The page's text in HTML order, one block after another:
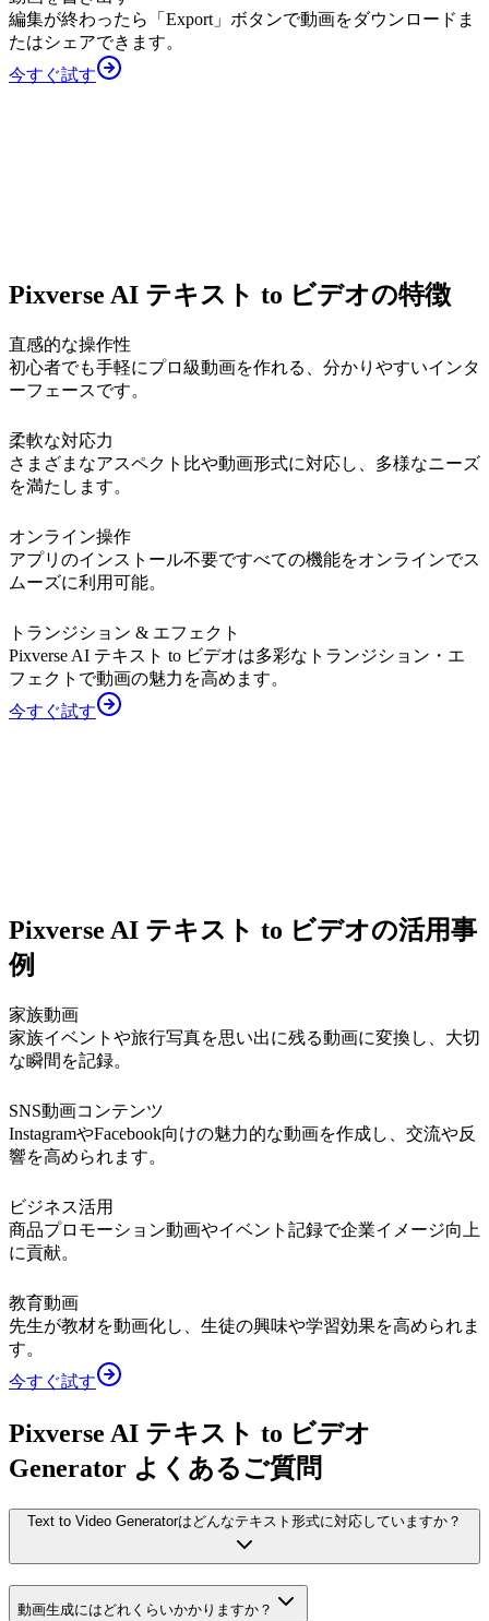
編集が終わったら「Export」ボタンで動画をダウンロードま
たはシェアできます。
今すぐ試す
Pixverse AI テキスト to ビデオの特徴
直感的な操作性
初心者でも手軽にプロ級動画を作れる、分かりやすいインタ
ーフェースです。
柔軟な対応力
さまざまなアスペクト比や動画形式に対応し、多様なニーズ
を満たします。
オンライン操作
アプリのインストール不要ですべての機能をオンラインでス
ムーズに利用可能。
トランジション & エフェクト
Pixverse AI テキスト to ビデオは多彩なトランジション・エ
フェクトで動画の魅力を高めます。
今すぐ試す
Pixverse AI テキスト to ビデオの活用事
例
家族動画
家族イベントや旅行写真を思い出に残る動画に変換し、大切
な瞬間を記録。
SNS動画コンテンツ
InstagramやFacebook向けの魅力的な動画を作成し、交流や反
響を高められます。
ビジネス活用
商品プロモーション動画やイベント記録で企業イメージ向上
に貢献。
教育動画
先生が教材を動画化し、生徒の興味や学習効果を高められま
す。
今すぐ試す
Pixverse AI テキスト to ビデオ
Generator よくあるご質問
Text to Video Generatorはどんなテキスト形式に対応していますか？
動画生成にはどれくらいかかりますか？